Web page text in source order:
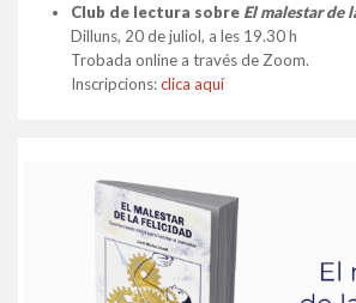
Club de lectura sobre El malestar de
Dilluns, 20 de juliol, a les 19.30 h
Trobada online a través de Zoom.
Inscripcions:clica aquí